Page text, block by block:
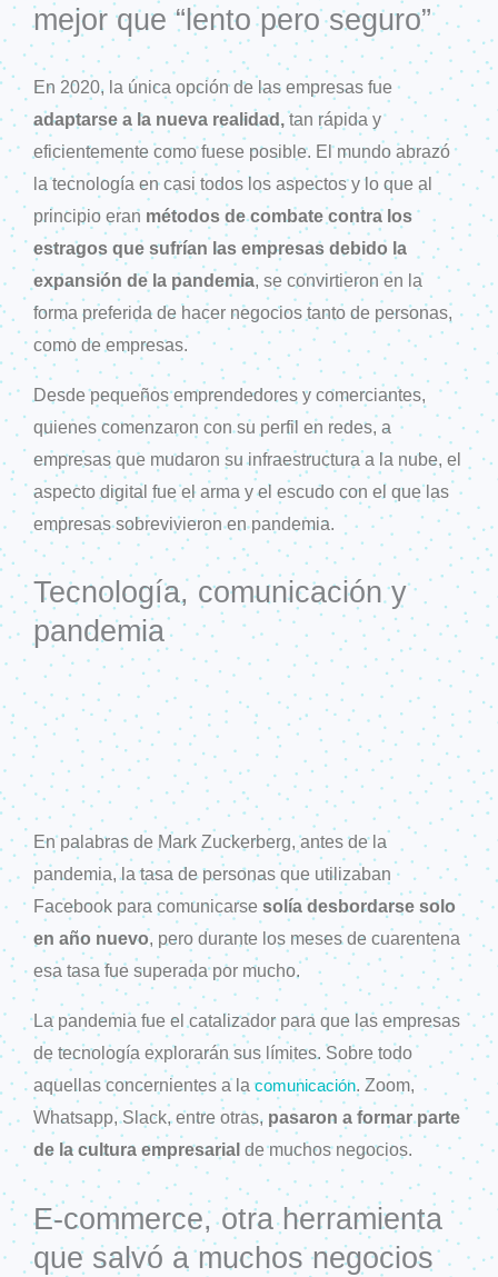
mejor que “lento pero seguro”
En 2020, la única opción de las empresas fue
adaptarse a la nueva realidad,tan rápida y
eficientemente como fuese posible. El mundo abrazó
la tecnología en casi todos los aspectos y lo que al
principio eran métodos de combate contra los
estragos que sufrían las empresas debido la
expansión de la pandemia, se convirtieron en la
forma preferida de hacer negocios tanto de personas,
como de empresas.
Desde pequeños emprendedores y comerciantes,
quienes comenzaron con su perfil en redes, a
empresas que mudaron su infraestructura a la nube, el
aspecto digital fue el arma y el escudo con el que las
empresas sobrevivieron en pandemia.
Tecnología, comunicación y
pandemia
En palabras de Mark Zuckerberg, antes de la
pandemia, la tasa de personas que utilizaban
Facebook para comunicarse solía desbordarse solo
en año nuevo, pero durante los meses de cuarentena
esa tasa fue superada por mucho.
La pandemia fue el catalizador para que las empresas
de tecnología explorarán sus límites. Sobre todo
aquellas concernientes a lacomunicación. Zoom,
Whatsapp, Slack, entre otras, pasaron a formar parte
de la cultura empresarialde muchos negocios.
E-commerce, otra herramienta
que salvó a muchos negocios